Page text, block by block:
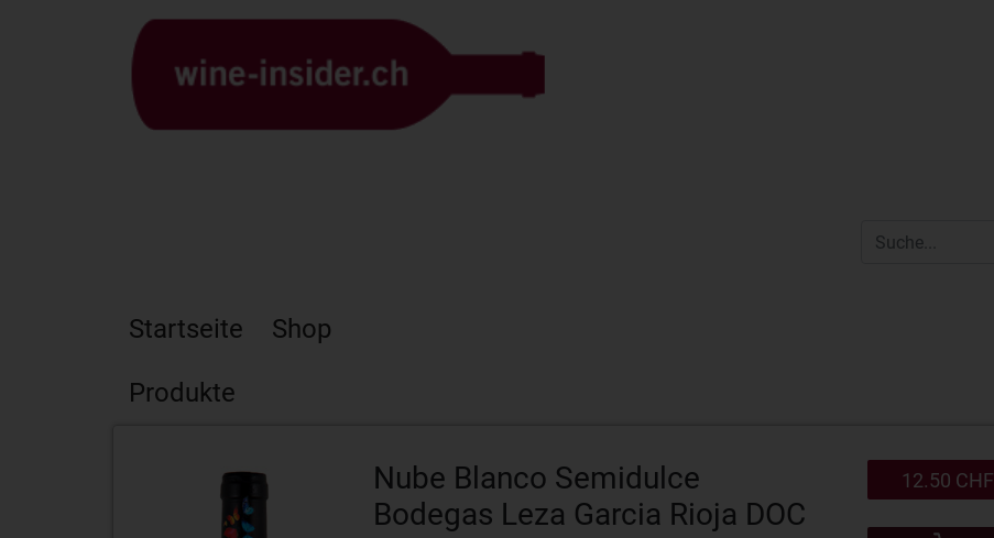
Startseite Shop
Produkte
Nube Blanco Semidulce
Bodegas Leza Garcia Rioja DOC
12.50 CHF